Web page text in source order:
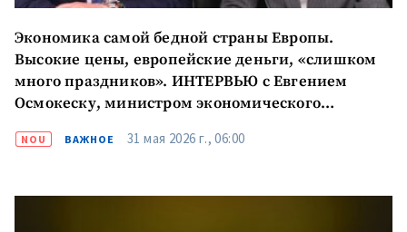
Экономика самой бедной страны Европы.
Высокие цены, европейские деньги, «слишком
много праздников». ИНТЕРВЬЮ с Евгением
Осмокеску, министром экономического
NOU ВАЖНОЕ 31 мая 2026 г., 06:00